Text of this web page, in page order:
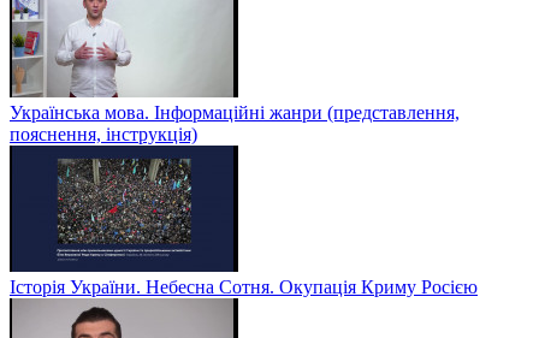
Українська мова. Інформаційні жанри (представлення,
пояснення, інструкція)
Історія України. Небесна Сотня. Окупація Криму Росією